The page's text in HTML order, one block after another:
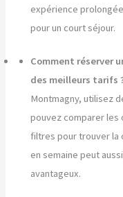
expérience
pour un court séjour.
Comment réserver
des meilleurs tarifs
Montmagny, utilisez
pouvez comparer les
filtres pour trouver la
en semaine peut
avantageux.